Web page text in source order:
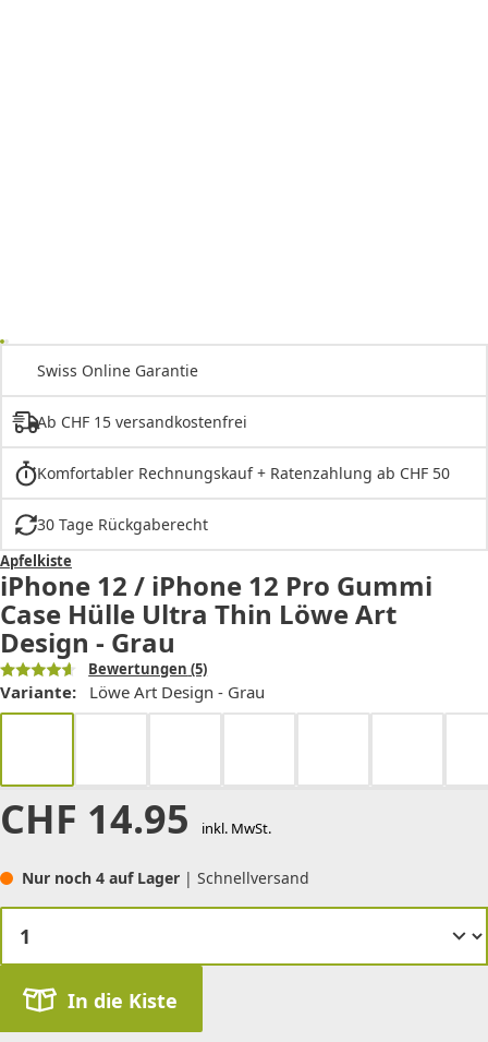
Swiss Online Garantie
Ab CHF 15 versandkostenfrei
Komfortabler Rechnungskauf + Ratenzahlung ab CHF 50
30 Tage Rückgaberecht
Apfelkiste
iPhone 12 / iPhone 12 Pro Gummi
Case Hülle Ultra Thin Löwe Art
Design - Grau
Bewertungen (5)
Variante: Löwe Art Design - Grau
CHF 14.95 inkl. MwSt.
Nur noch 4 auf Lager | Schnellversand
In die Kiste